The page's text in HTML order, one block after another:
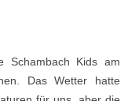
Schambach Kids am
Das Wetter hatte